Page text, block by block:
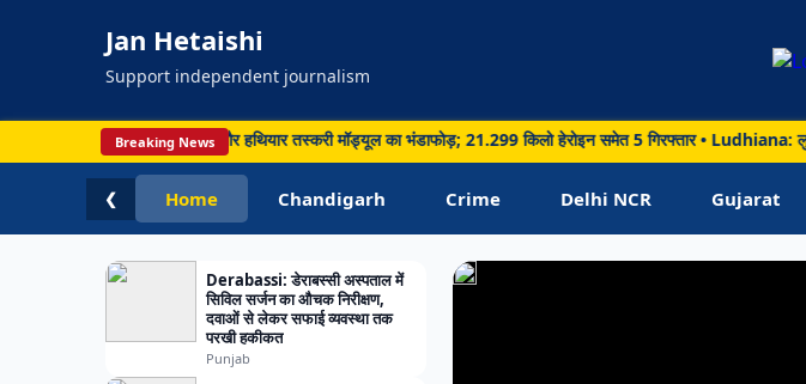
Jan Hetaishi
Support independent journalism
Breaking News
कार्रवाई, सीमा पार नशा और हथियार तस्करी मॉड्यूल का भंडाफोड़; 21.299 किलो हेरोइन समेत 5 गिरफ्तार • Ludhiana:
❮ Home Chandigarh Crime Delhi NCR Gujarat
Derabassi: डेराबस्सी अस्पताल में
सिविल सर्जन का औचक निरीक्षण,
दवाओं से लेकर सफाई व्यवस्था तक
परखी हकीकत
Punjab
पानी;
विभाग
बढ़ाई
जागरूकता